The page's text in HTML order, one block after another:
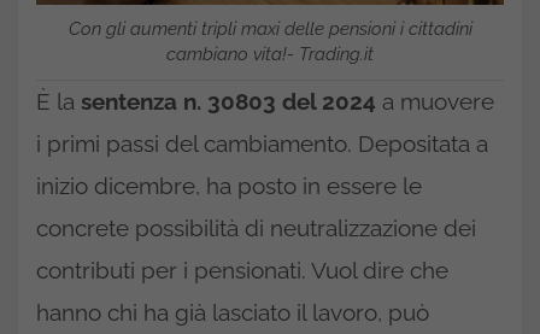
Con gli aumenti tripli maxi delle pensioni i cittadini
cambiano vita!- Trading.it
È la sentenza n. 30803 del 2024 a muovere
i primi passi del cambiamento. Depositata a
inizio dicembre, ha posto in essere le
concrete possibilità di neutralizzazione dei
contributi per i pensionati. Vuol dire che
hanno chi ha già lasciato il lavoro, può